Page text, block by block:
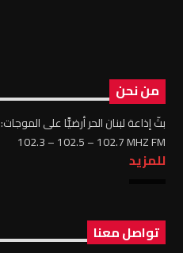
من نحن
بثّ إذاعة لبنان الحر أرضيًّا على الموجات:
102.3 – 102.5 – 102.7 MHZ FM
للمزيد
تواصل معنا